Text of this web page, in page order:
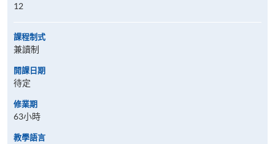
12
課程制式
兼讀制
開課日期
待定
修業期
63小時
教學語言